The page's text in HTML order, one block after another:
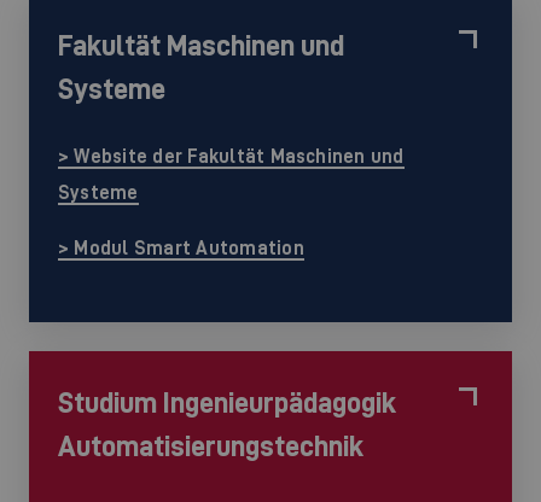
Fakultät Maschinen und
Systeme
> Website der Fakultät Maschinen und
Systeme
> Modul Smart Automation
Studium Ingenieurpädagogik
Automatisierungstechnik